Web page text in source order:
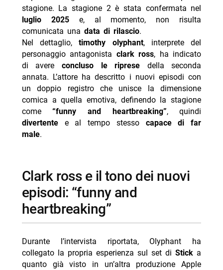
stagione. La stagione 2 è stata confermata nel
luglio 2025e, al momento, non risulta
comunicata una data di rilascio.
Nel dettaglio,timothy olyphant, interprete del
personaggio antagonista clark ross, ha indicato
di avere concluso le riprese della seconda
annata. L’attore ha descritto i nuovi episodi con
un doppio registro che unisce la dimensione
comica a quella emotiva, definendo la stagione
come“funny and heartbreaking”, quindi
divertentee al tempo stesso capace di far
male.
clark ross e il tono dei nuovi
episodi: “funny and
heartbreaking”
Durante l’intervista riportata, Olyphant ha
collegato la propria esperienza sul set diStick a
quanto già visto in un’altra produzione Apple